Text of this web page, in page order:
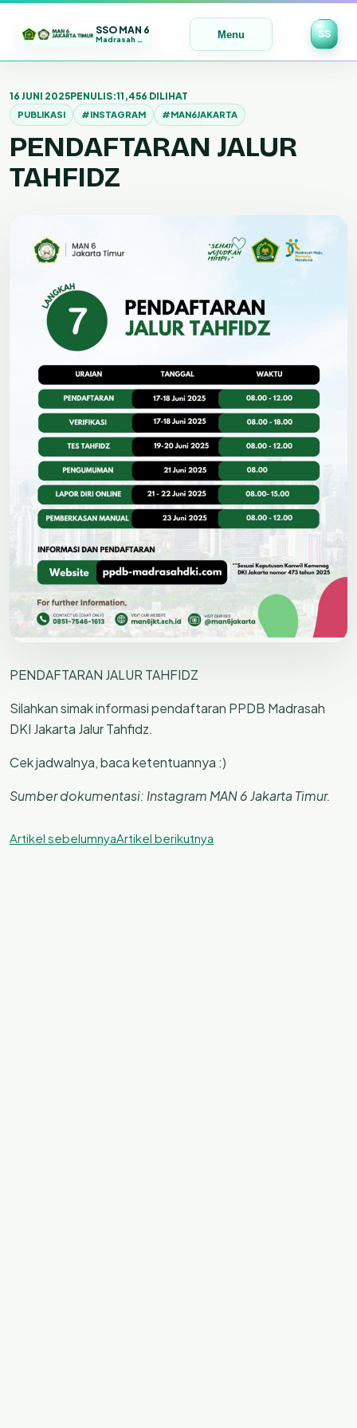
SSO MAN 6
Madrasah Maju | Bermutu | Mendunia Menu SS
ke
konten
16 JUNI 2025PENULIS:11,456 DILIHAT
PUBLIKASI #INSTAGRAM #MAN6JAKARTA
PENDAFTARAN JALUR
TAHFIDZ
PENDAFTARAN JALUR TAHFIDZ
Silahkan simak informasi pendaftaran PPDB Madrasah
DKI Jakarta Jalur Tahfidz.
Cek jadwalnya, baca ketentuannya :)
Sumber dokumentasi: Instagram MAN 6 Jakarta Timur.
Artikel sebelumnyaArtikel berikutnya